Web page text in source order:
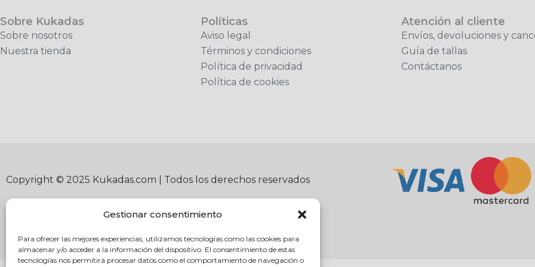
Gestionar consentimiento
Para ofrecer las mejores experiencias, utilizamos tecnologías como las cookies para
almacenar y/o acceder a la información del dispositivo. El consentimiento de estas
tecnologías nos permitirá procesar datos como el comportamiento de navegación o
Sobre Kukadas
Sobre nosotros
Nuestra tienda
Políticas
Aviso legal
Términos y condiciones
Política de privacidad
Política de cookies
Atención al cliente
Envíos, devoluciones y
Guía de tallas
Contáctanos
Copyright © 2025 Kukadas.com | Todos los derechos reservados